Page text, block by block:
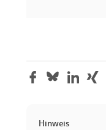
Hinweis